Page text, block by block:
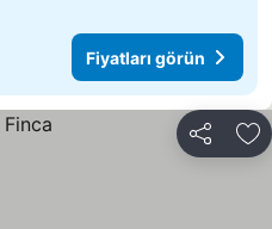
Fiyatları görün
Paylaş